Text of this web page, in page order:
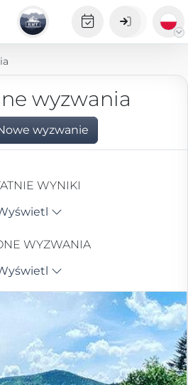
wyzwania
wyzwanie
WYNIKI
WYZWANIA